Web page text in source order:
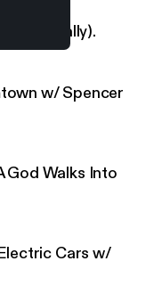
(finally).
w/ Spencer
God Walks Into
Cars w/